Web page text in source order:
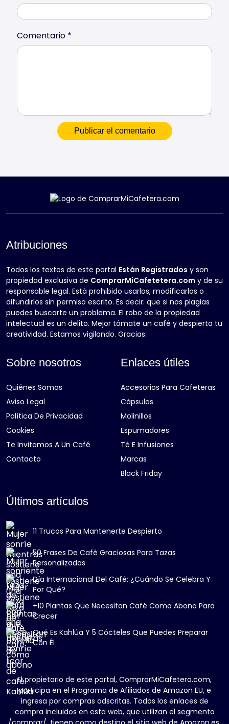
Comentario *
Atribuciones
Todos los textos de este portal Están Registrados y son
propiedad exclusiva de ComprarMiCafetetera.com y de su
responsable legal. Está prohibido usarlos, modificarlos o
difundirlos sin permiso escrito. Es decir: que si nos plagias
puedes buscarte un problema. El robo de la propiedad
intelectual es un delito. Mejor tómate un café y despierta tu
creatividad. Estamos vigilando. Gracias.
Sobre nosotros
Quiénes Somos
Aviso Legal
Política De Privacidad
Cookies
Te Invitamos A Un Café
Contacto
Enlaces útiles
Accesorios Para Cafeteras
Cápsulas
Molinillos
Espumadores
Té E Infusiones
Marcas
Black Friday
Últimos artículos
11 Trucos Para Mantenerte Despierto
50 Frases De Café Graciosas Para Tazas
Personalizadas
Día Internacional Del Café: ¿Cuándo Se Celebra Y
Por Qué?
+10 Plantas Que Necesitan Café Como Abono Para
Crecer
Qué Es Kahlúa Y 5 Cócteles Que Puedes Preparar
Con Él
El propietario de este portal, ComprarMiCafetera.com,
participa en el Programa de Afiliados de Amazon EU, e
ingresa por compras adscritas. Todos los enlaces de
compra incluidos en esta web, que utilizan el segmento